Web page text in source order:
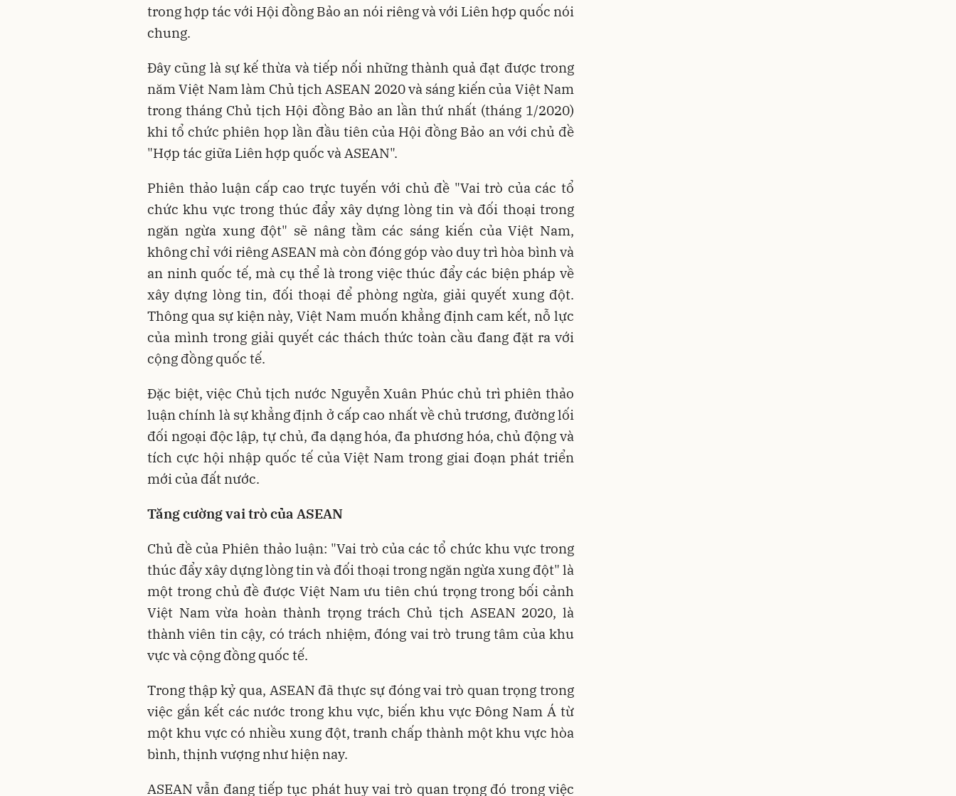
trong hợp tác với Hội đồng Bảo an nói riêng và với Liên hợp quốc nói
chung.
Đây cũng là sự kế thừa và tiếp nối những thành quả đạt được trong
năm Việt Nam làm Chủ tịch ASEAN 2020 và sáng kiến của Việt Nam
trong tháng Chủ tịch Hội đồng Bảo an lần thứ nhất (tháng 1/2020)
khi tổ chức phiên họp lần đầu tiên của Hội đồng Bảo an với chủ đề
"Hợp tác giữa Liên hợp quốc và ASEAN".
Phiên thảo luận cấp cao trực tuyến với chủ đề "Vai trò của các tổ
chức khu vực trong thúc đẩy xây dựng lòng tin và đối thoại trong
ngăn ngừa xung đột" sẽ nâng tầm các sáng kiến của Việt Nam,
không chỉ với riêng ASEAN mà còn đóng góp vào duy trì hòa bình và
an ninh quốc tế, mà cụ thể là trong việc thúc đẩy các biện pháp về
xây dựng lòng tin, đối thoại để phòng ngừa, giải quyết xung đột.
Thông qua sự kiện này, Việt Nam muốn khẳng định cam kết, nỗ lực
của mình trong giải quyết các thách thức toàn cầu đang đặt ra với
cộng đồng quốc tế.
Đặc biệt, việc Chủ tịch nước Nguyễn Xuân Phúc chủ trì phiên thảo
luận chính là sự khẳng định ở cấp cao nhất về chủ trương, đường lối
đối ngoại độc lập, tự chủ, đa dạng hóa, đa phương hóa, chủ động và
tích cực hội nhập quốc tế của Việt Nam trong giai đoạn phát triển
mới của đất nước.
Tăng cường vai trò của ASEAN
Chủ đề của Phiên thảo luận: "Vai trò của các tổ chức khu vực trong
thúc đẩy xây dựng lòng tin và đối thoại trong ngăn ngừa xung đột" là
một trong chủ đề được Việt Nam ưu tiên chú trọng trong bối cảnh
Việt Nam vừa hoàn thành trọng trách Chủ tịch ASEAN 2020, là
thành viên tin cậy, có trách nhiệm, đóng vai trò trung tâm của khu
vực và cộng đồng quốc tế.
Trong thập kỷ qua, ASEAN đã thực sự đóng vai trò quan trọng trong
việc gắn kết các nước trong khu vực, biến khu vực Đông Nam Á từ
một khu vực có nhiều xung đột, tranh chấp thành một khu vực hòa
bình, thịnh vượng như hiện nay.
ASEAN vẫn đang tiếp tục phát huy vai trò quan trọng đó trong việc